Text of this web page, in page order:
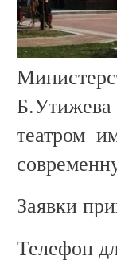
театром
Заявки
Телефон